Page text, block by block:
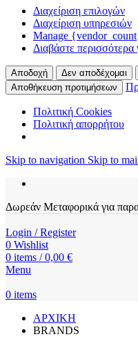
Διαχείριση επιλογών
Διαχείριση υπηρεσιών
Manage
Διαβάστε περισσότερα
Αποδοχή Δεν αποδέχομαι
Αποθήκευση προτιμήσεων
Πολιτική Cookies
Πολιτική απορρήτου
Skip to navigation Skip to
Δωρεάν Μεταφορικά για
Login / Register
0 Wishlist
0 items / 0,00 €
Menu
0 items
ΑΡΧΙΚΗ
BRANDS